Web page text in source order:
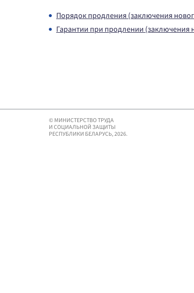
Порядок продления (заключения
Гарантии при продлении (заключения
© МИНИСТЕРСТВО ТРУДА
И СОЦИАЛЬНОЙ ЗАЩИТЫ
РЕСПУБЛИКИ БЕЛАРУСЬ, 2026.